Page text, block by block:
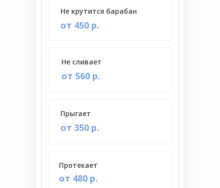
от 450 р.
Не крутится барабан
от 560 р.
Не сливает
от 480 р.
Протекает
от 350 р.
Прыгает